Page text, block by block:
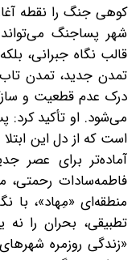
کوهی جنگ را نقطه
شهر پساجنگ می‌تواند
قالب نگاه جبرانی،
تمدن جدید، تمدن
درک عدم‌ قطعیت و
می‌شود. او تأکید
است که از دل این
آماده‌تر برای عصر
فاطمه‌سادات رحمتی،
منطقه‌ای «مِهاد»، با
تطبیقی، بحران را
«زندگی روزمره